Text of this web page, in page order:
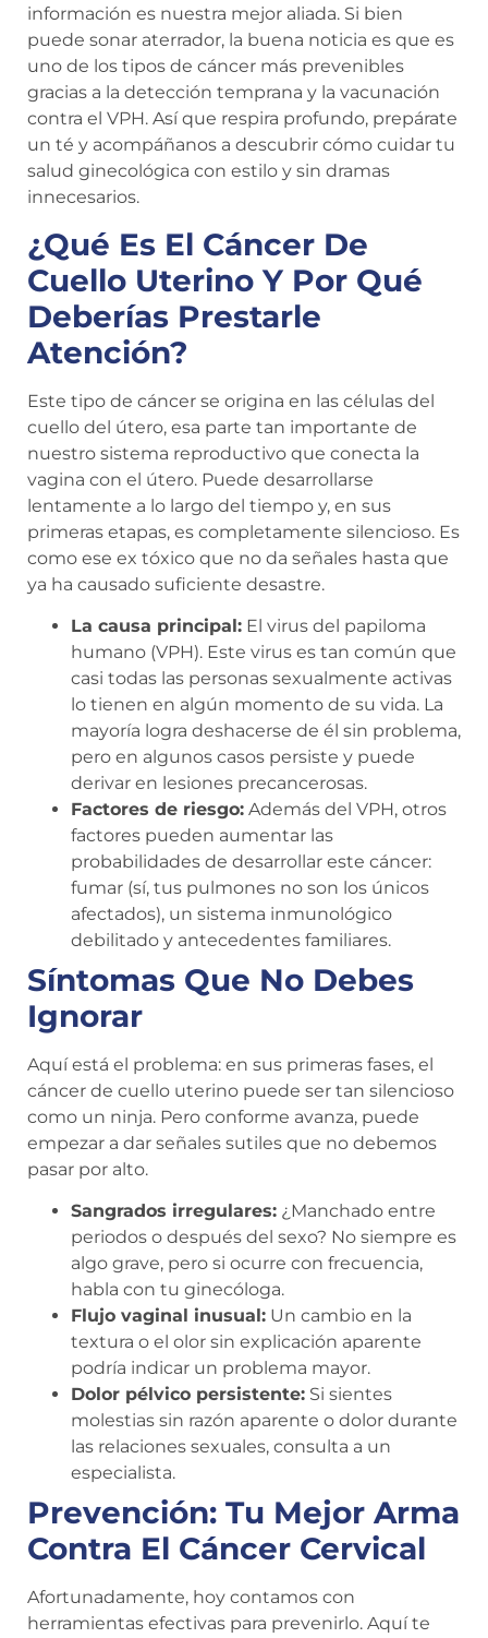
información es nuestra mejor aliada. Si bien
puede sonar aterrador, la buena noticia es que es
uno de los tipos de cáncer más prevenibles
gracias a la detección temprana y la vacunación
contra el VPH. Así que respira profundo, prepárate
un té y acompáñanos a descubrir cómo cuidar tu
salud ginecológica con estilo y sin dramas
innecesarios.
¿Qué Es El Cáncer De
Cuello Uterino Y Por Qué
Deberías Prestarle
Atención?
Este tipo de cáncer se origina en las células del
cuello del útero, esa parte tan importante de
nuestro sistema reproductivo que conecta la
vagina con el útero. Puede desarrollarse
lentamente a lo largo del tiempo y, en sus
primeras etapas, es completamente silencioso. Es
como ese ex tóxico que no da señales hasta que
ya ha causado suficiente desastre.
La causa principal: El virus del papiloma
humano (VPH). Este virus es tan común que
casi todas las personas sexualmente activas
lo tienen en algún momento de su vida. La
mayoría logra deshacerse de él sin problema,
pero en algunos casos persiste y puede
derivar en lesiones precancerosas.
Factores de riesgo: Además del VPH, otros
factores pueden aumentar las
probabilidades de desarrollar este cáncer:
fumar (sí, tus pulmones no son los únicos
afectados), un sistema inmunológico
debilitado y antecedentes familiares.
Síntomas Que No Debes
Ignorar
Aquí está el problema: en sus primeras fases, el
cáncer de cuello uterino puede ser tan silencioso
como un ninja. Pero conforme avanza, puede
empezar a dar señales sutiles que no debemos
pasar por alto.
Sangrados irregulares: ¿Manchado entre
periodos o después del sexo? No siempre es
algo grave, pero si ocurre con frecuencia,
habla con tu ginecóloga.
Flujo vaginal inusual: Un cambio en la
textura o el olor sin explicación aparente
podría indicar un problema mayor.
Dolor pélvico persistente: Si sientes
molestias sin razón aparente o dolor durante
las relaciones sexuales, consulta a un
especialista.
Prevención: Tu Mejor Arma
Contra El Cáncer Cervical
Afortunadamente, hoy contamos con
herramientas efectivas para prevenirlo. Aquí te